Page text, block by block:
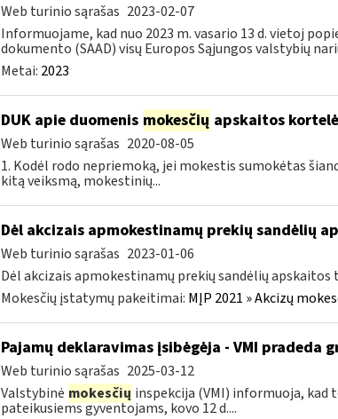
Web turinio sąrašas 2023-02-07
Informuojame, kad nuo 2023 m. vasario 13 d. vietoj
dokumento (SAAD) visų Europos Sąjungos valstybių
Metai: 2023
DUK apie duomenis mokesčių apskaitos
Web turinio sąrašas 2020-08-05
1. Kodėl rodo nepriemoką, jei mokestis sumokėtas
kitą veiksmą, mokestinių...
Dėl akcizais apmokestinamų prekių sandėlių
Web turinio sąrašas 2023-01-06
Dėl akcizais apmokestinamų prekių sandėlių
Mokesčių įstatymų pakeitimai: MĮP 2021 » Akcizų
Pajamų deklaravimas įsibėgėja - VMI pradeda
Web turinio sąrašas 2025-03-12
Valstybinė mokesčių inspekcija (VMI) informuoja, kad
pateikusiems gyventojams, kovo 12 d....